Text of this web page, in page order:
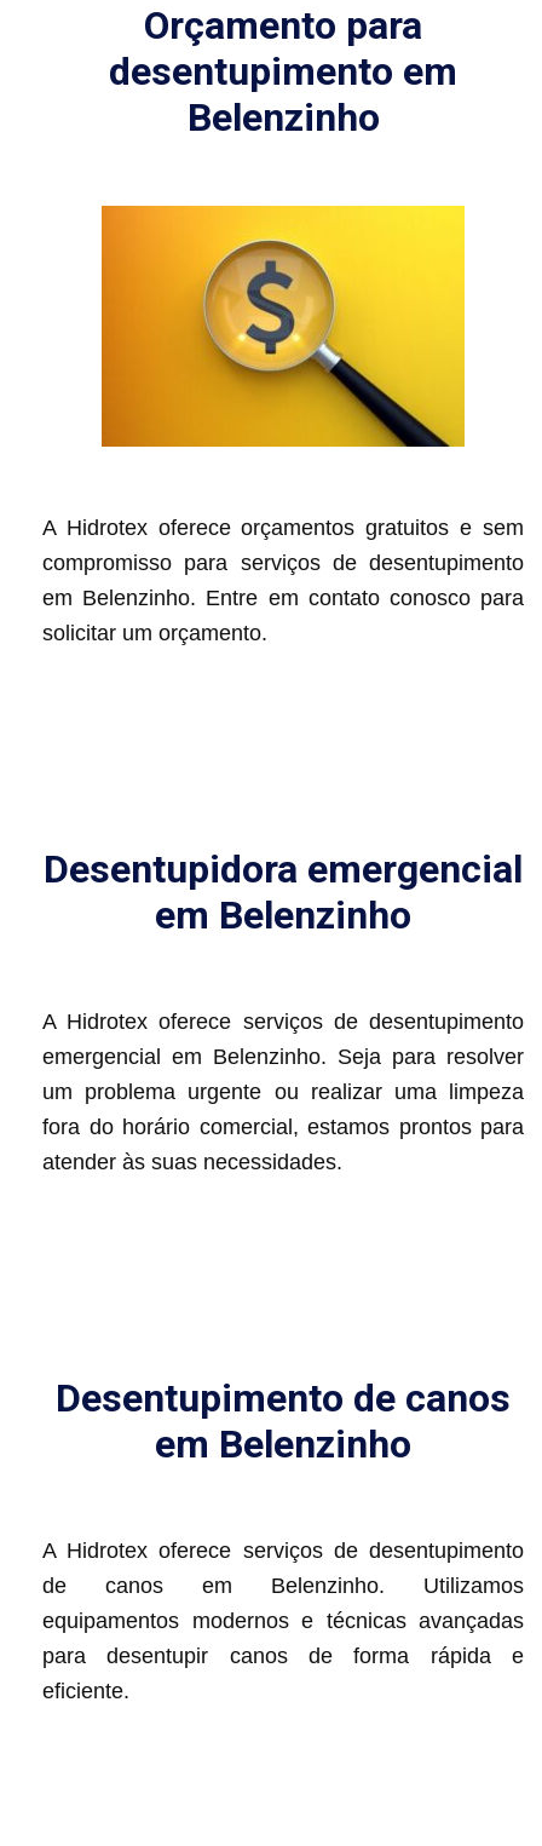
Orçamento para
desentupimento em
Belenzinho
A Hidrotex oferece orçamentos gratuitos e sem
compromisso para serviços de desentupimento
em Belenzinho. Entre em contato conosco para
solicitar um orçamento.
Desentupidora emergencial
em Belenzinho
A Hidrotex oferece serviços de desentupimento
emergencial em Belenzinho. Seja para resolver
um problema urgente ou realizar uma limpeza
fora do horário comercial, estamos prontos para
atender às suas necessidades.
Desentupimento de canos
em Belenzinho
A Hidrotex oferece serviços de desentupimento
de canos em Belenzinho. Utilizamos
equipamentos modernos e técnicas avançadas
para desentupir canos de forma rápida e
eficiente.